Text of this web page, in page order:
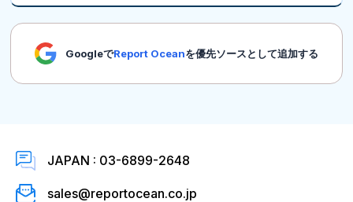
GoogleでReport Oceanを優先ソースとして追加する
JAPAN : 03-6899-2648
sales@reportocean.co.jp